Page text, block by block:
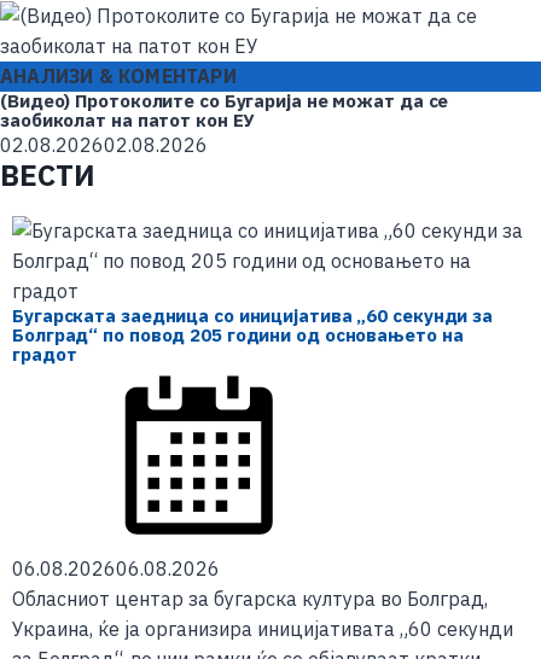
АНАЛИЗИ & КОМЕНТАРИ
(Видео) Протоколите со Бугарија не можат да се
заобиколат на патот кон ЕУ
02.08.202602.08.2026
ВЕСТИ
Бугарската заедница со иницијатива „60 секунди за
Болград“ по повод 205 години од основањето на
градот
06.08.202606.08.2026
Обласниот центар за бугарска култура во Болград,
Украина, ќе ја организира иницијативата „60 секунди